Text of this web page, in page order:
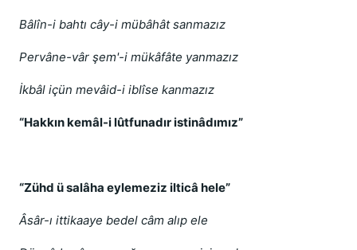
Bâlîn-i bahtı cây-i mübâhât sanmazız
Pervâne-vâr şem'-i mükâfâte yanmazız
İkbâl içün mevâid-i iblîse kanmazız
“Hakkın kemâl-i lûtfunadır istinâdımız”
“Zühd ü salâha eylemeziz ilticâ hele”
Âsâr-ı ittikaaye bedel câm alıp ele